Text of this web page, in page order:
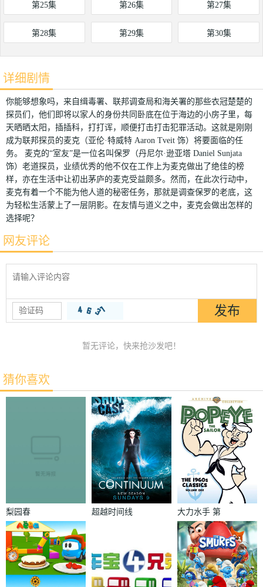
第25集 第26集 第27集
第28集 第29集 第30集
详细剧情
你能够想象吗，来自缉毒署、联邦调查局和海关署的那些衣冠楚楚的
探员们，他们即将以家人的身份共同卧底在位于海边的小房子里，每
天晒晒太阳，插插科，打打诨，顺便打击打击犯罪活动。这就是刚刚
成为联邦探员的麦克（亚伦·特威特 Aaron Tveit 饰）将要面临的任
务。 麦克的“室友”是一位名叫保罗（丹尼尔·逊亚塔 Daniel Sunjata
饰）老道探员，业绩优秀的他不仅在工作上为麦克做出了绝佳的榜
样，亦在生活中让初出茅庐的麦克受益颇多。然而，在此次行动中，
麦克有着一个不能为他人道的秘密任务，那就是调查保罗的老底，这
为轻松生活蒙上了一层阴影。在友情与道义之中，麦克会做出怎样的
选择呢？
网友评论
暂无评论，快来抢沙发吧！
猜你喜欢
梨园春
超越时间线
大力水手 第
一季